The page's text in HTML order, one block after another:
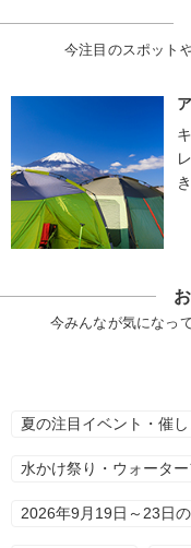
今注目のスポット
今みんなが気になっ
夏の注目イベント・催
水かけ祭り・ウォーター
2026年9月19日～23日